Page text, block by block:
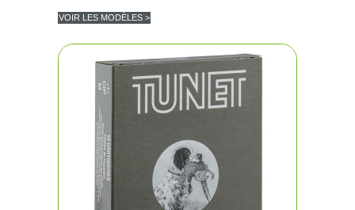
VOIR LES MODÈLES >